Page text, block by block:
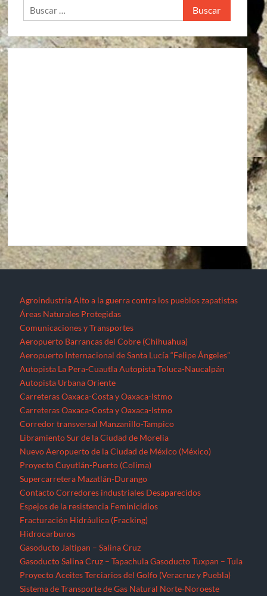
Buscar:
Agroindustria Alto a la guerra contra los pueblos zapatistas
Áreas Naturales Protegidas
Comunicaciones y Transportes
Aeropuerto Barrancas del Cobre (Chihuahua)
Aeropuerto Internacional de Santa Lucía “Felipe Ángeles”
Autopista La Pera-Cuautla Autopista Toluca-Naucalpán
Autopista Urbana Oriente
Carreteras Oaxaca-Costa y Oaxaca-Istmo
Carreteras Oaxaca-Costa y Oaxaca-Istmo
Corredor transversal Manzanillo-Tampico
Libramiento Sur de la Ciudad de Morelia
Nuevo Aeropuerto de la Ciudad de México (México)
Proyecto Cuyutlán-Puerto (Colima)
Supercarretera Mazatlán-Durango
Contacto Corredores industriales Desaparecidos
Espejos de la resistencia Feminicidios
Fracturación Hidráulica (Fracking)
Hidrocarburos
Gasoducto Jaltipan – Salina Cruz
Gasoducto Salina Cruz – Tapachula Gasoducto Tuxpan – Tula
Proyecto Aceites Terciarios del Golfo (Veracruz y Puebla)
Sistema de Transporte de Gas Natural Norte-Noroeste